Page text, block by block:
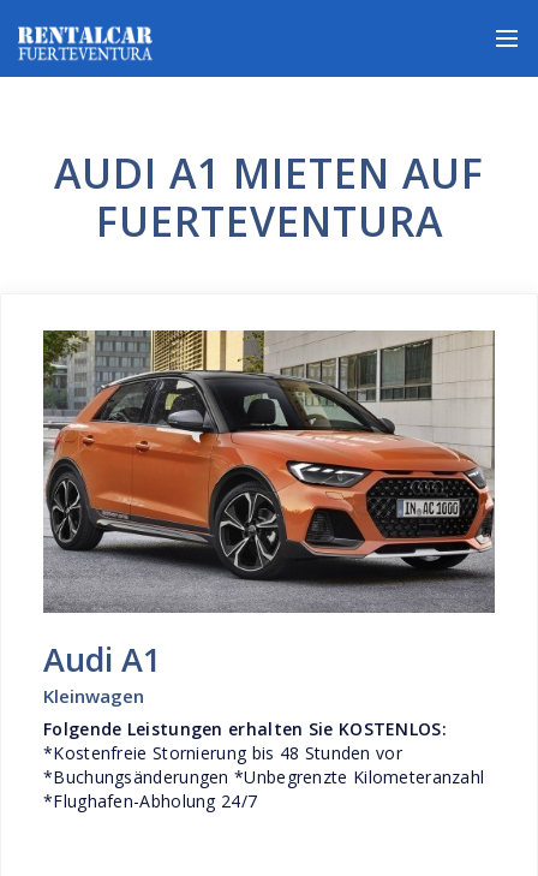
AUDI A1 MIETEN AUF
FUERTEVENTURA
Audi A1
Kleinwagen
Folgende Leistungen erhalten Sie KOSTENLOS:
*Kostenfreie Stornierung bis 48 Stunden vor
*Buchungsänderungen *Unbegrenzte Kilometeranzahl
*Flughafen-Abholung 24/7